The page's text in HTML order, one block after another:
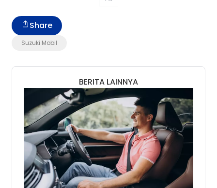
Suzuki Mobil
Share
BERITA LAINNYA